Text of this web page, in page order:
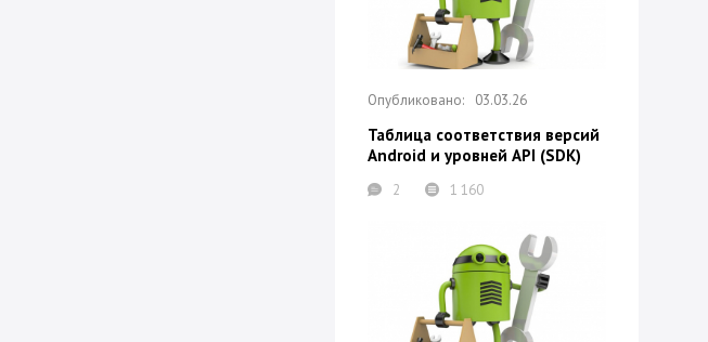
03.03.26
Таблица соответствия версий
Android и уровней API (SDK)
2 1 160